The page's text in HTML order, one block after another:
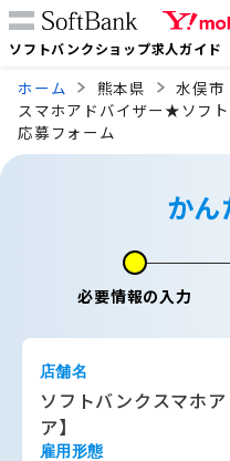
ソフトバンクショップ求人ガイド
ホーム 熊本県 水俣市
スマホアドバイザー★ソフ
応募フォーム
かん
必要情報の入力
店舗名
ソフトバンクスマホ
ア】
雇用形態